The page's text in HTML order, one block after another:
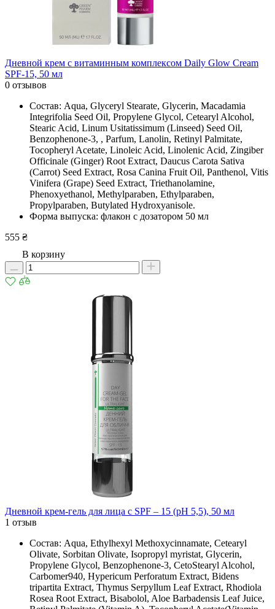
Дневной крем с витаминным комплексом Daily Glow Cream
SPF-15, 50 мл
0 отзывов
Состав: Aqua, Glyceryl Stearate, Glycerin, Macadamia
Integrifolia Seed Oil, Propylene Glycol, Cetearyl Alcohol,
Stearic Acid, Linum Usitatissimum (Linseed) Seed Oil,
Benzophenone-3, , Parfum, Lanolin, Retinyl Palmitate,
Tocopheryl Acetate, Linoleic Acid, Linolenic Acid, Zingiber
Officinale (Ginger) Root Extract, Daucus Carota Sativa
(Carrot) Seed Extract, Rosa Canina Fruit Oil, Panthenol, Vitis
Vinifera (Grape) Seed Extract, Triethanolamine,
Phenoxyethanol, Methylparaben, Ethylparaben,
Propylparaben, Butylated Hydroxyanisole.
Форма выпуска: флакон с дозатором 50 мл
555 ₴
В корзину
Дневной крем-гель для лица с SPF – 15 (рН 5,5), 50 мл
1 отзыв
Состав: Aqua, Ethylhexyl Methoxycinnamate, Cetearyl
Olivate, Sorbitan Olivate, Isopropyl myristat, Glycerin,
Propylene Glycol, Benzophenone-3, CetoStearyl Alcohol,
Carbomer940, Hypericum Perforatum Extract, Bidens
tripartita Extract, Thymus Serpyllum Leaf Extract, Rhodiola
Rosea Root Extract, Bisabolol, Aloe Barbadensis Leaf Juice,